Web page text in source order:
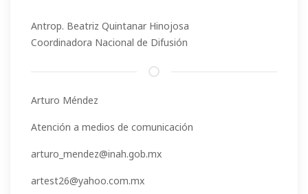
Antrop. Beatriz Quintanar Hinojosa
Coordinadora Nacional de Difusión
Arturo Méndez
Atención a medios de comunicación
arturo_mendez@inah.gob.mx
artest26@yahoo.com.mx